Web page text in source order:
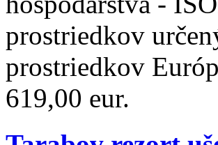
prostriedkov
prostriedkov
619,00 eur.